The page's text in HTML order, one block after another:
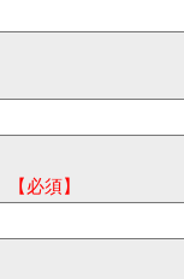
【必須】